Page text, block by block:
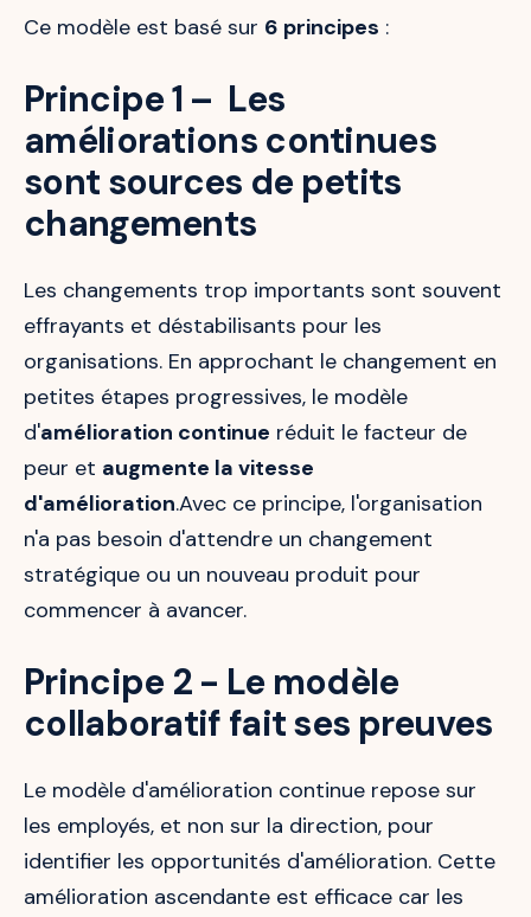
Ce modèle est basé sur 6 principes :
Principe 1 – Les
améliorations continues
sont sources de petits
changements
Les changements trop importants sont souvent
effrayants et déstabilisants pour les
organisations. En approchant le changement en
petites étapes progressives, le modèle
d'amélioration continue réduit le facteur de
peur et augmente la vitesse
d'amélioration.Avec ce principe, l'organisation
n'a pas besoin d'attendre un changement
stratégique ou un nouveau produit pour
commencer à avancer.
Principe 2 - Le modèle
collaboratif fait ses preuves
Le modèle d'amélioration continue repose sur
les employés, et non sur la direction, pour
identifier les opportunités d'amélioration. Cette
amélioration ascendante est efficace car les